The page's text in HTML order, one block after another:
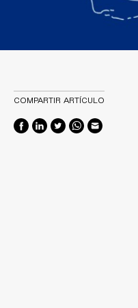
COMPARTIR ARTÍCULO